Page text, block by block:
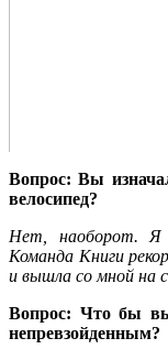
Вопрос: Вы
велосипед?
Нет, наоборот. Я
Команда Книги
и вышла со мной на
Вопрос: Что бы
непревзойденным?